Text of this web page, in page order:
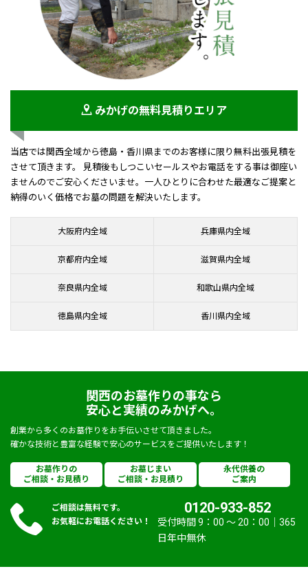
みかげの無料見積りエリア
当店では関西全域から徳島・香川県までのお客様に限り無料出張見積を
させて頂きます。 見積後もしつこいセールスやお電話をする事は御座い
ませんのでご安心くださいませ。一人ひとりに合わせた最適なご提案と
納得のいく価格でお墓の問題を解決いたします。
大阪府内全域 兵庫県内全域
京都府内全域 滋賀県内全域
奈良県内全域 和歌山県内全域
徳島県内全域 香川県内全域
関西のお墓作りの事なら
安心と実績のみかげへ。
創業から多くのお墓作りをお手伝いさせて頂きました。
確かな技術と豊富な経験で安心のサービスをご提供いたします！
お墓作りの
ご相談・お見積り
お墓じまい
ご相談・お見積り
永代供養の
ご案内
ご相談は無料です。
お気軽にお電話ください！
0120-933-852
受付時間 9：00 〜 20：00｜365
日年中無休